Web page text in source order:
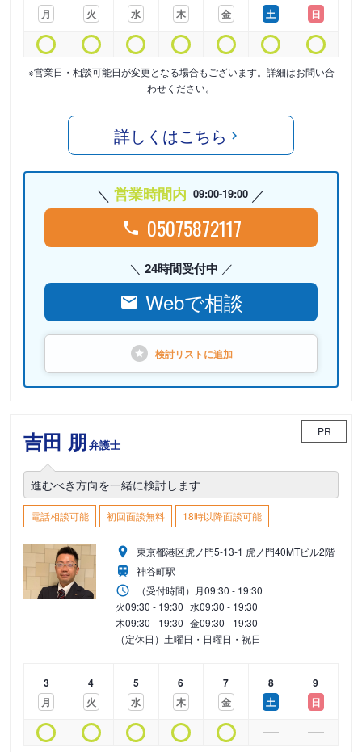
月
火
水
木
金
土
日
※営業日・相談可能日が変更となる場合もございます。詳細はお問い合
わせください。
詳しくはこちら
営業時間内 09:00-19:00
05075872117
24時間受付中
Webで相談
検討リストに追加
吉田 朋弁護士
PR
進むべき方向を一緒に検討します
電話相談可能 初回面談無料 18時以降面談可能
東京都港区虎ノ門5-13-1 虎ノ門40MTビル2階
神谷町駅
（受付時間） 月09:30 - 19:30
火09:30 - 19:30 水09:30 - 19:30
木09:30 - 19:30 金09:30 - 19:30
（定休日）土曜日・日曜日・祝日
3
月
4
火
5
水
6
木
7
金
8
土
9
日